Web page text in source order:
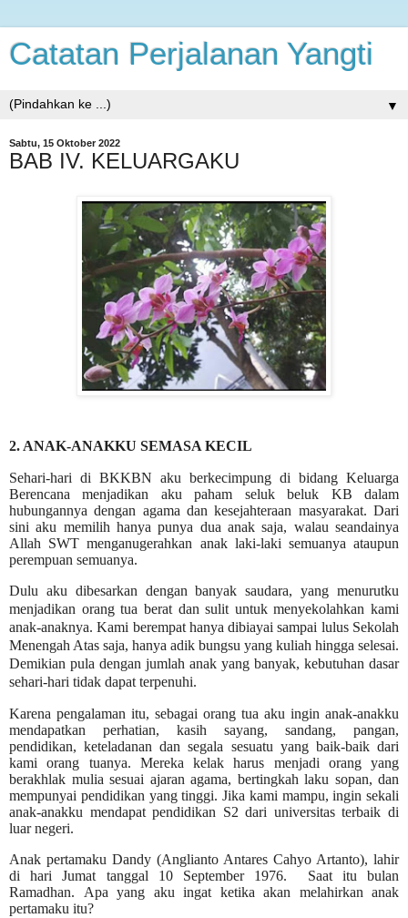
Catatan Perjalanan Yangti
▼
Sabtu, 15 Oktober 2022
BAB IV. KELUARGAKU
2. ANAK-ANAKKU SEMASA KECIL
Sehari-hari di BKKBN aku berkecimpung di bidang Keluarga
Berencana menjadikan aku paham seluk beluk KB dalam
hubungannya dengan agama dan kesejahteraan masyarakat. Dari
sini aku memilih hanya punya dua anak saja, walau seandainya
Allah SWT menganugerahkan anak laki-laki semuanya ataupun
perempuan semuanya.
Dulu aku dibesarkan dengan banyak saudara, yang menurutku
menjadikan orang tua berat dan sulit untuk menyekolahkan kami
anak-anaknya. Kami berempat hanya dibiayai sampai lulus Sekolah
Menengah Atas saja, hanya adik bungsu yang kuliah hingga selesai.
Demikian pula dengan jumlah anak yang banyak, kebutuhan dasar
sehari-hari tidak dapat terpenuhi.
Karena pengalaman itu, sebagai orang tua aku ingin anak-anakku
mendapatkan perhatian, kasih sayang, sandang, pangan,
pendidikan, keteladanan dan segala sesuatu yang baik-baik dari
kami orang tuanya. Mereka kelak harus menjadi orang yang
berakhlak mulia sesuai ajaran agama, bertingkah laku sopan, dan
mempunyai pendidikan yang tinggi. Jika kami mampu, ingin sekali
anak-anakku mendapat pendidikan S2 dari universitas terbaik di
luar negeri.
Anak pertamaku Dandy (Anglianto Antares Cahyo Artanto), lahir
di hari Jumat tanggal 10 September 1976.
Saat itu bulan
Ramadhan. Apa yang aku ingat ketika akan melahirkan anak
pertamaku itu?